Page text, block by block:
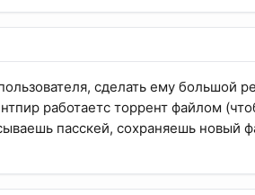
сделать ему большой
работаетс торрент файлом
пасскей, сохраняешь новый